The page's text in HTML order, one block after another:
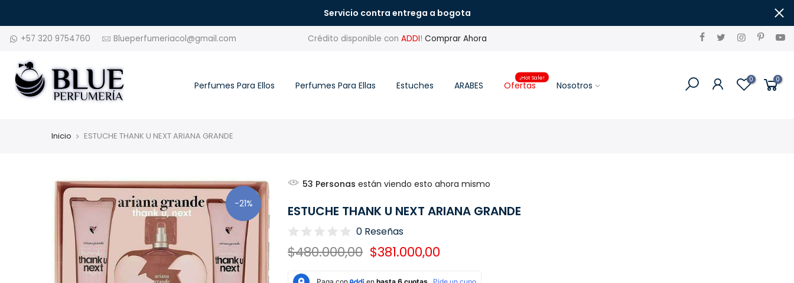
Servicio contra entrega a bogota
+57 320 9754760 Blueperfumeriacol@gmail.com Crédito disponible con ADDI! Comprar Ahora
Perfumes Para Ellos Perfumes Para Ellas Estuches ARABES Ofertas
¡Hot Sale!
Nosotros 0 0
Inicio ESTUCHE THANK U NEXT ARIANA GRANDE
-21%
53 Personas están viendo esto ahora mismo
ESTUCHE THANK U NEXT ARIANA GRANDE
0 Reseñas
$480.000,00 $381.000,00